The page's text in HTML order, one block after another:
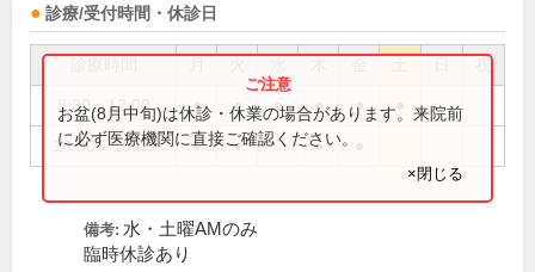
診療/受付時間・休診日
祝
8:30～12:00 ● ● ● ● ●
14:30～18:00 ● ● ●
お盆(8月中旬)は休診・休業の場合があります。来院前
に必ず医療機関に直接ご確認ください。
×閉じる
備考: 水・土曜AMのみ
臨時休診あり